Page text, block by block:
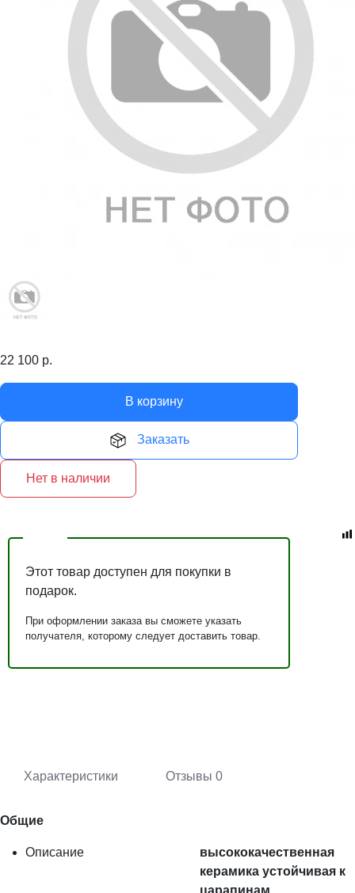
22 100 р.
В корзину
Заказать
Нет в наличии
Этот товар доступен для покупки в
подарок.
При оформлении заказа вы сможете указать
получателя, которому следует доставить товар.
Характеристики Отзывы 0
Общие
Описание
высококачественная
керамика устойчивая к
царапинам,